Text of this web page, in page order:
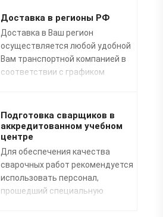
Доставка в регионы РФ
Доставка в Ваш регион
осуществляется любой удобной
Вам транспортной компанией в
соответствии с графиком
Подготовка сварщиков в
аккредитованном учебном
центре
Для обеспечения качества
сварочных работ рекомендуется
использовать персонал,
прошедший специальную